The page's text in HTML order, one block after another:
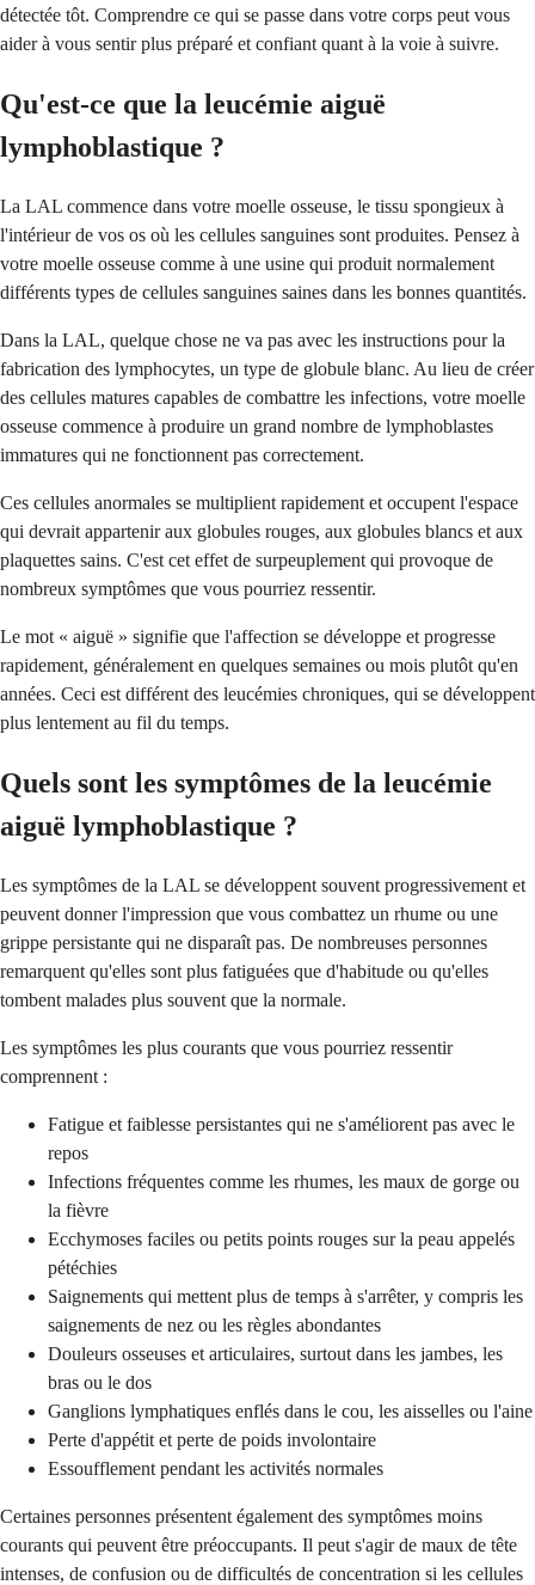
détectée tôt. Comprendre ce qui se passe dans votre corps peut vous
aider à vous sentir plus préparé et confiant quant à la voie à suivre.
Qu'est-ce que la leucémie aiguë
lymphoblastique ?
La LAL commence dans votre moelle osseuse, le tissu spongieux à
l'intérieur de vos os où les cellules sanguines sont produites. Pensez à
votre moelle osseuse comme à une usine qui produit normalement
différents types de cellules sanguines saines dans les bonnes quantités.
Dans la LAL, quelque chose ne va pas avec les instructions pour la
fabrication des lymphocytes, un type de globule blanc. Au lieu de créer
des cellules matures capables de combattre les infections, votre moelle
osseuse commence à produire un grand nombre de lymphoblastes
immatures qui ne fonctionnent pas correctement.
Ces cellules anormales se multiplient rapidement et occupent l'espace
qui devrait appartenir aux globules rouges, aux globules blancs et aux
plaquettes sains. C'est cet effet de surpeuplement qui provoque de
nombreux symptômes que vous pourriez ressentir.
Le mot « aiguë » signifie que l'affection se développe et progresse
rapidement, généralement en quelques semaines ou mois plutôt qu'en
années. Ceci est différent des leucémies chroniques, qui se développent
plus lentement au fil du temps.
Quels sont les symptômes de la leucémie
aiguë lymphoblastique ?
Les symptômes de la LAL se développent souvent progressivement et
peuvent donner l'impression que vous combattez un rhume ou une
grippe persistante qui ne disparaît pas. De nombreuses personnes
remarquent qu'elles sont plus fatiguées que d'habitude ou qu'elles
tombent malades plus souvent que la normale.
Les symptômes les plus courants que vous pourriez ressentir
comprennent :
Fatigue et faiblesse persistantes qui ne s'améliorent pas avec le
repos
Infections fréquentes comme les rhumes, les maux de gorge ou
la fièvre
Ecchymoses faciles ou petits points rouges sur la peau appelés
pétéchies
Saignements qui mettent plus de temps à s'arrêter, y compris les
saignements de nez ou les règles abondantes
Douleurs osseuses et articulaires, surtout dans les jambes, les
bras ou le dos
Ganglions lymphatiques enflés dans le cou, les aisselles ou l'aine
Perte d'appétit et perte de poids involontaire
Essoufflement pendant les activités normales
Certaines personnes présentent également des symptômes moins
courants qui peuvent être préoccupants. Il peut s'agir de maux de tête
intenses, de confusion ou de difficultés de concentration si les cellules